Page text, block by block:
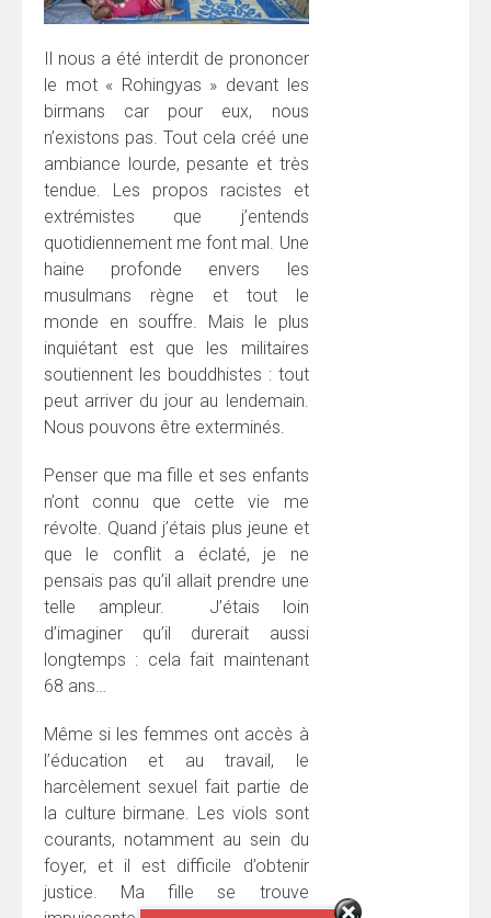
Il nous a été interdit de prononcer
le mot « Rohingyas » devant les
birmans car pour eux, nous
n’existons pas. Tout cela créé une
ambiance lourde, pesante et très
tendue. Les propos racistes et
extrémistes que j’entends
quotidiennement me font mal. Une
haine profonde envers les
musulmans règne et tout le
monde en souffre. Mais le plus
inquiétant est que les militaires
soutiennent les bouddhistes : tout
peut arriver du jour au lendemain.
Nous pouvons être exterminés.
Penser que ma fille et ses enfants
n’ont connu que cette vie me
révolte. Quand j’étais plus jeune et
que le conflit a éclaté, je ne
pensais pas qu’il allait prendre une
telle ampleur. J’étais loin
d’imaginer qu’il durerait aussi
longtemps : cela fait maintenant
68 ans…
Même si les femmes ont accès à
l’éducation et au travail, le
harcèlement sexuel fait partie de
la culture birmane. Les viols sont
courants, notamment au sein du
foyer, et il est difficile d’obtenir
justice. Ma fille se trouve